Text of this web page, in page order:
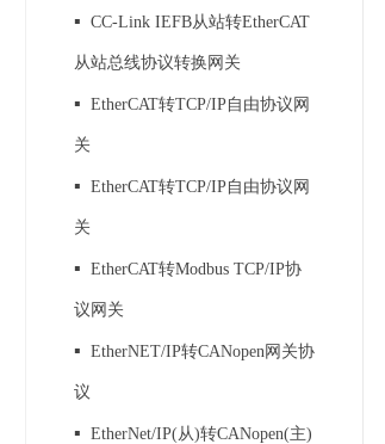
▪ CC-Link IEFB从站转EtherCAT
从站总线协议转换网关
▪ EtherCAT转TCP/IP自由协议网
关
▪ EtherCAT转TCP/IP自由协议网
关
▪ EtherCAT转Modbus TCP/IP协
议网关
▪ EtherNET/IP转CANopen网关协
议
▪ EtherNet/IP(从)转CANopen(主)